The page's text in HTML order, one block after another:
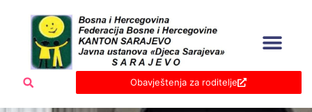
content
Obavještenja za roditelje